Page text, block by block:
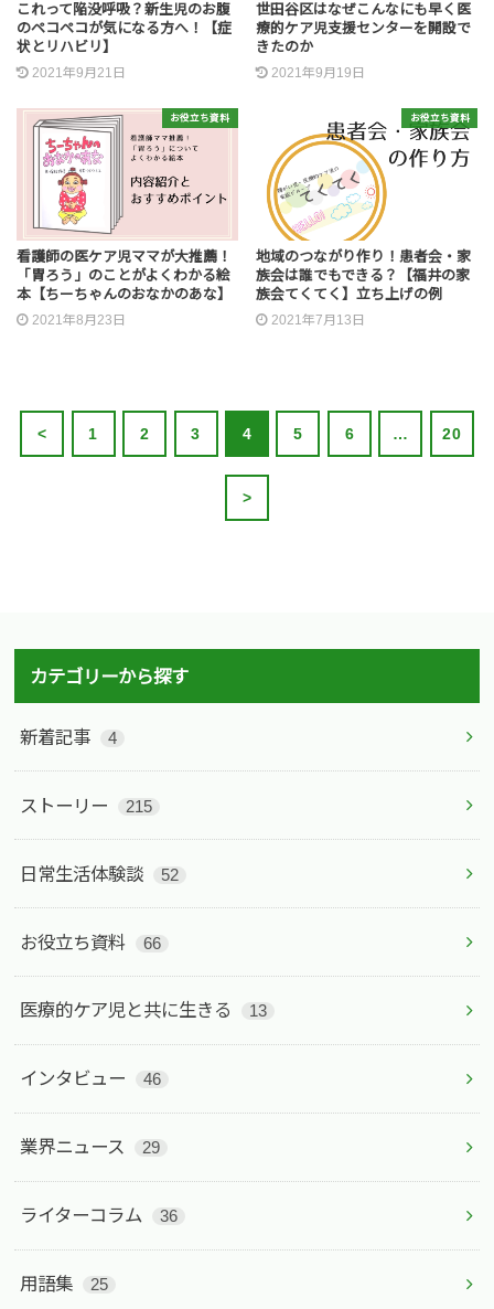
これって陥没呼吸？新生児のお腹
のペコペコが気になる方へ！【症
状とリハビリ】
2021年9月21日
世田谷区はなぜこんなにも早く医
療的ケア児支援センターを開設で
きたのか
2021年9月19日
お役立ち資料
看護師の医ケア児ママが大推薦！
「胃ろう」のことがよくわかる絵
本【ちーちゃんのおなかのあな】
2021年8月23日
お役立ち資料
地域のつながり作り！患者会・家
族会は誰でもできる？【福井の家
族会てくてく】立ち上げの例
2021年7月13日
< 1 2 3 4 5 6 … 20
>
カテゴリーから探す
新着記事 4
ストーリー 215
日常生活体験談 52
お役立ち資料 66
医療的ケア児と共に生きる 13
インタビュー 46
業界ニュース 29
ライターコラム 36
用語集 25